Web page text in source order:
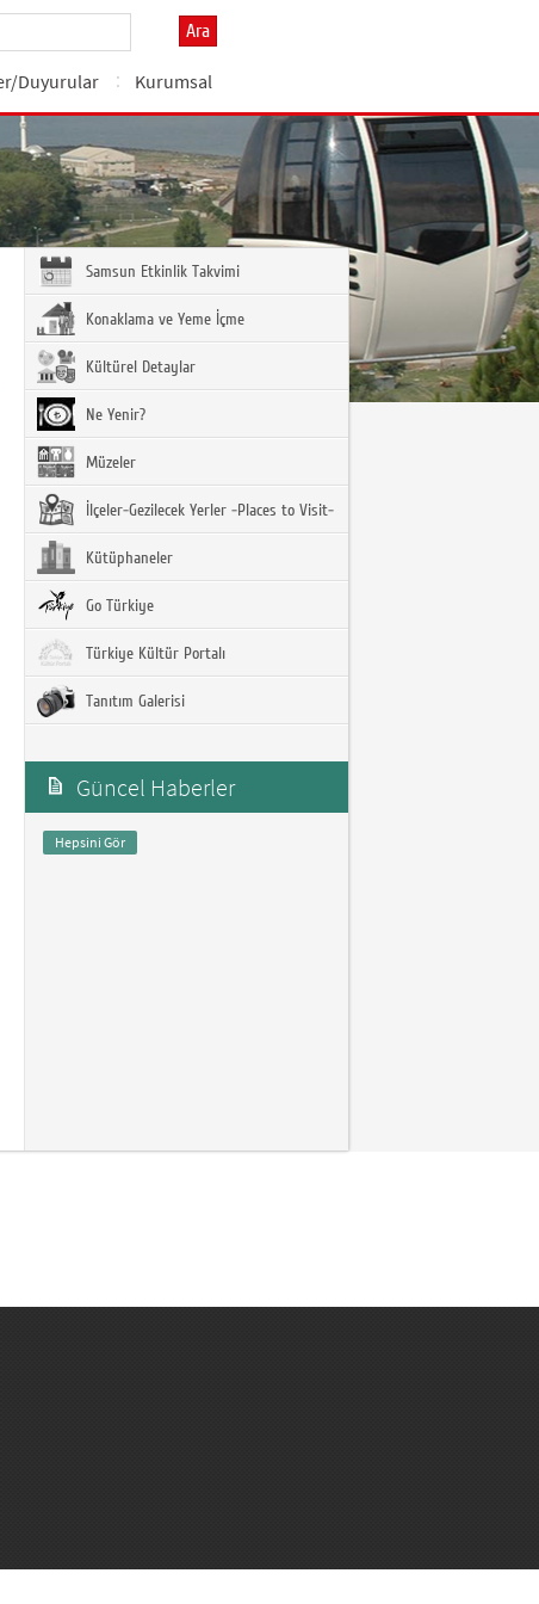
Ara
Duyurular Kurumsal
Samsun Etkinlik Takvimi
Konaklama ve Yeme İçme
Kültürel Detaylar
Ne Yenir?
Müzeler
İlçeler-Gezilecek Yerler -Places to Visit-
Kütüphaneler
Go Türkiye
Türkiye Kültür Portalı
Tanıtım Galerisi
Güncel Haberler
Hepsini Gör